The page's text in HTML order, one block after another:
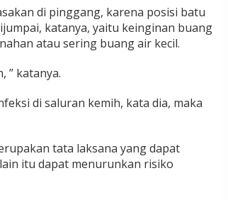
di pinggang, karena posisi batu
katanya, yaitu keinginan buang
atau sering buang air kecil.
” katanya.
di saluran kemih, kata dia, maka
tata laksana yang dapat
itu dapat menurunkan risiko